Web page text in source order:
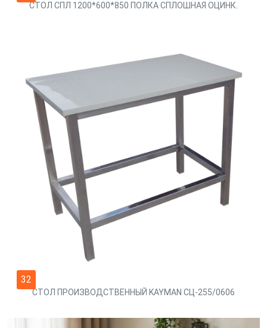
СТОЛ СПЛ 1200*600*850 ПОЛКА СПЛОШНАЯ ОЦИНК.
32
СТОЛ ПРОИЗВОДСТВЕННЫЙ KAYMAN СЦ-255/0606